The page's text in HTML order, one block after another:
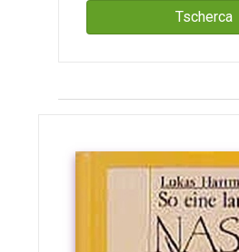
Tscherca